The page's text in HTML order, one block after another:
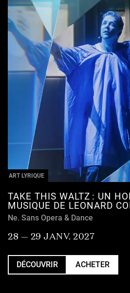
ART LYRIQUE
TAKE THIS WALTZ : UN
MUSIQUE DE LEONARD
Ne. Sans Opera & Dance
28 — 29 JANV. 2027
DÉCOUVRIR ACHETER